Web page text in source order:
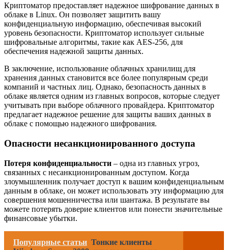
Криптоматор предоставляет надежное шифрование данных в
облаке в Linux. Он позволяет защитить вашу
конфиденциальную информацию, обеспечивая высокий
уровень безопасности. Криптоматор использует сильные
шифровальные алгоритмы, такие как AES-256, для
обеспечения надежной защиты данных.
В заключение, использование облачных хранилищ для
хранения данных становится все более популярным среди
компаний и частных лиц. Однако, безопасность данных в
облаке является одним из главных вопросов, которые следует
учитывать при выборе облачного провайдера. Криптоматор
предлагает надежное решение для защиты ваших данных в
облаке с помощью надежного шифрования.
Опасности несанкционированного доступа
Потеря конфиденциальности – одна из главных угроз,
связанных с несанкционированным доступом. Когда
злоумышленник получает доступ к вашим конфиденциальным
данным в облаке, он может использовать эту информацию для
совершения мошенничества или шантажа. В результате вы
можете потерять доверие клиентов или понести значительные
финансовые убытки.
Популярные статьи Тонкие клиенты